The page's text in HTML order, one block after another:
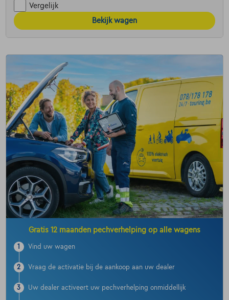
Vergelijk
Bekijk wagen
Gratis 12 maanden pechverhelping op alle wagens
1 Vind uw wagen
2 Vraag de activatie bij de aankoop aan uw dealer
3 Uw dealer activeert uw pechverhelping onmiddellijk